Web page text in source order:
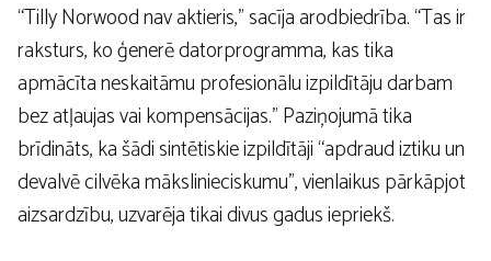
“Tilly Norwood nav aktieris,” sacīja arodbiedrība. “Tas ir
raksturs, ko ģenerē datorprogramma, kas tika
apmācīta neskaitāmu profesionālu izpildītāju darbam
bez atļaujas vai kompensācijas.” Paziņojumā tika
brīdināts, ka šādi sintētiskie izpildītāji “apdraud iztiku un
devalvē cilvēka mākslinieciskumu”, vienlaikus pārkāpjot
aizsardzību, uzvarēja tikai divus gadus iepriekš.